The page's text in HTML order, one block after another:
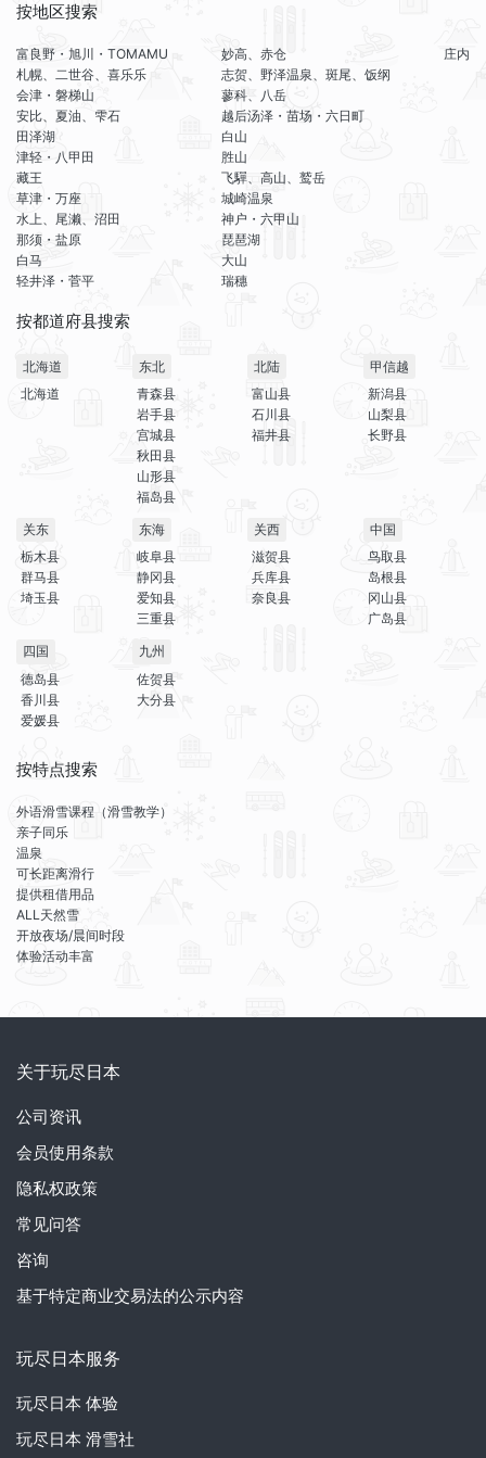
按地区搜索
富良野・旭川・TOMAMU
札幌、二世谷、喜乐乐
会津・磐梯山
安比、夏油、雫石
田泽湖
津轻・八甲田
藏王
草津・万座
水上、尾濑、沼田
那须・盐原
白马
轻井泽・菅平
妙高、赤仓
志贺、野泽温泉、斑尾、饭纲
蓼科、八岳
越后汤泽・苗场・六日町
白山
胜山
飞驒、高山、鹫岳
城崎温泉
神户・六甲山
琵琶湖
大山
瑞穗
庄内
按都道府县搜索
北海道
北海道
东北
青森县
岩手县
宫城县
秋田县
山形县
福岛县
北陆
富山县
石川县
福井县
甲信越
新潟县
山梨县
长野县
关东
栃木县
群马县
埼玉县
东海
岐阜县
静冈县
爱知县
三重县
关西
滋贺县
兵库县
奈良县
中国
鸟取县
岛根县
冈山县
广岛县
四国
德岛县
香川县
爱媛县
九州
佐贺县
大分县
按特点搜索
外语滑雪课程（滑雪教学）
亲子同乐
温泉
可长距离滑行
提供租借用品
ALL天然雪
开放夜场/晨间时段
体验活动丰富
关于玩尽日本
公司资讯
会员使用条款
隐私权政策
常见问答
咨询
基于特定商业交易法的公示内容
玩尽日本服务
玩尽日本 体验
玩尽日本 滑雪社